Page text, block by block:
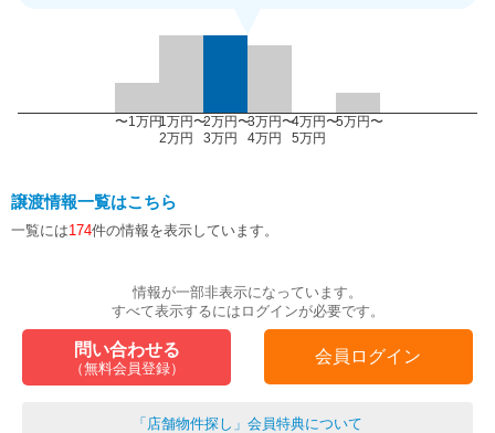
〜1万円1万円〜
2万円
2万円〜
3万円
3万円〜
4万円
4万円〜
5万円
5万円〜
譲渡情報一覧はこちら
一覧には174件の情報を表示しています。
情報が一部非表示になっています。
すべて表示するにはログインが必要です。
問い合わせる
（無料会員登録）
会員ログイン
「店舗物件探し」会員特典について